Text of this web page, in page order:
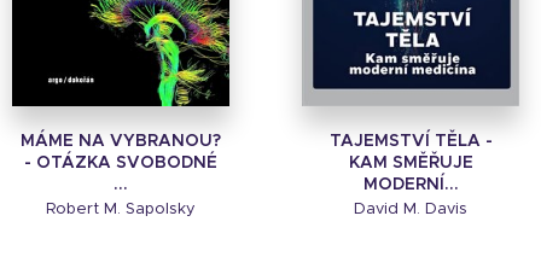
MÁME NA VYBRANOU?
- OTÁZKA SVOBODNÉ
...
Robert M. Sapolsky
TAJEMSTVÍ TĚLA -
KAM SMĚŘUJE
MODERNÍ...
David M. Davis